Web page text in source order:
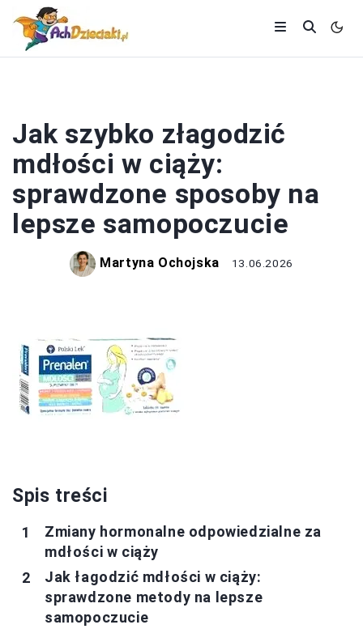
Jak szybko złagodzić
mdłości w ciąży:
sprawdzone sposoby na
lepsze samopoczucie
Martyna Ochojska 13.06.2026
Spis treści
Zmiany hormonalne odpowiedzialne za
mdłości w ciąży
Jak łagodzić mdłości w ciąży:
sprawdzone metody na lepsze
samopoczucie